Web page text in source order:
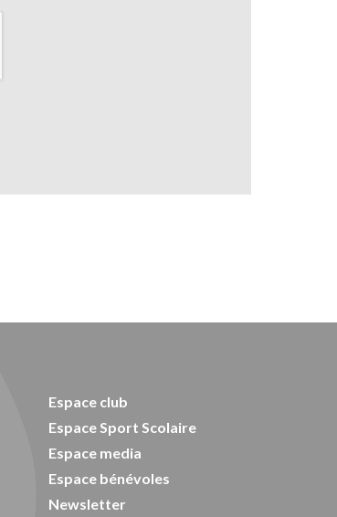
Espace club
Espace Sport Scolaire
Espace media
Espace bénévoles
Newsletter